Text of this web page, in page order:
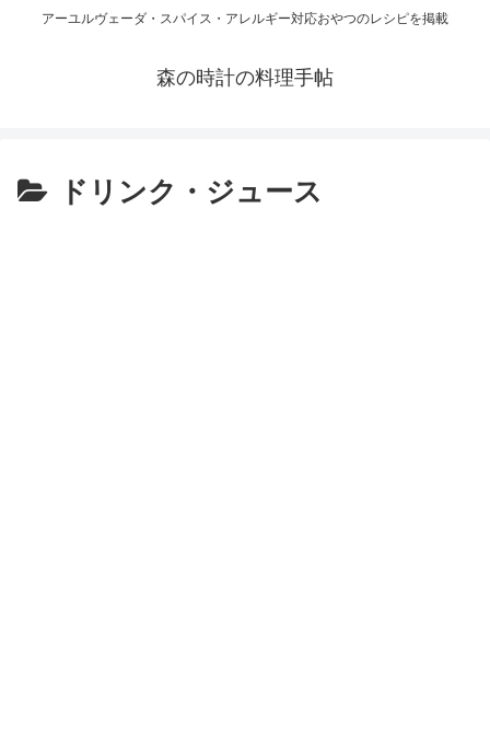
アーユルヴェーダ・スパイス・アレルギー対応おやつのレシピを掲載
森の時計の料理手帖
ドリンク・ジュース